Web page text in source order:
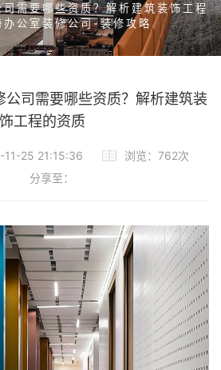
需要哪些资质？解析建筑装饰工程
公室装修公司-装修攻略
公司需要哪些资质？解析建筑装
饰工程的资质
11-25 21:15:36
浏览：762次
分享至：